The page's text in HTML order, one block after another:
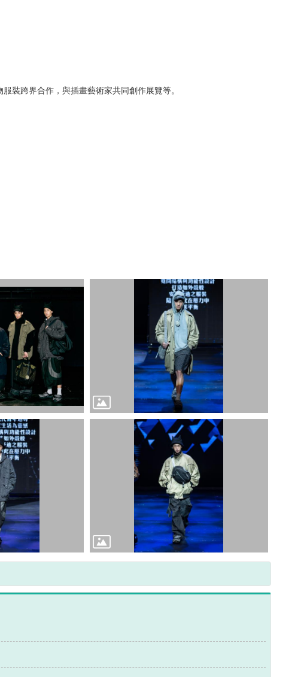
裝跨界合作，與插畫藝術家共同創作展覽等。